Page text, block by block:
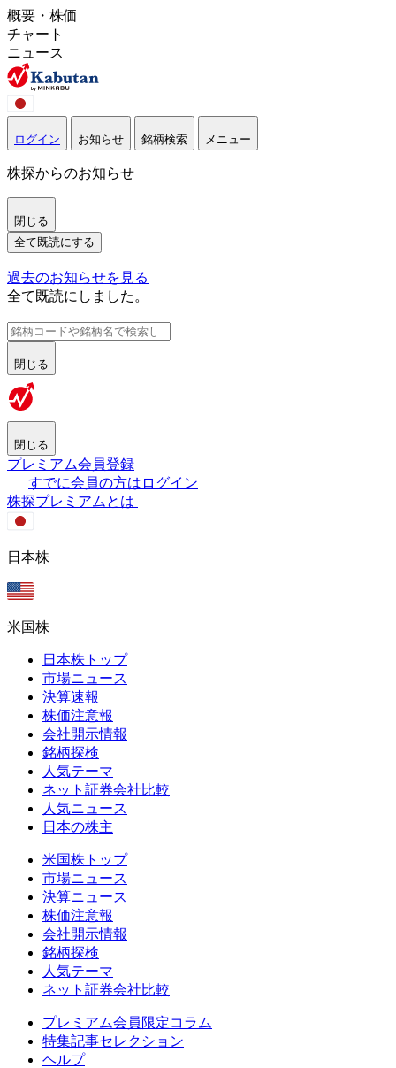
概要・株価
チャート
ニュース
ログイン お知らせ 銘柄検索 メニュー
株探からのお知らせ
閉じる
全て既読にする
過去のお知らせを見る
全て既読にしました。
閉じる
閉じる
プレミアム会員登録
すでに会員の方はログイン
株探プレミアムとは
日本株
米国株
日本株トップ
市場ニュース
決算速報
株価注意報
会社開示情報
銘柄探検
人気テーマ
ネット証券会社比較
人気ニュース
日本の株主
米国株トップ
市場ニュース
決算ニュース
株価注意報
会社開示情報
銘柄探検
人気テーマ
ネット証券会社比較
プレミアム会員限定コラム
特集記事セレクション
ヘルプ